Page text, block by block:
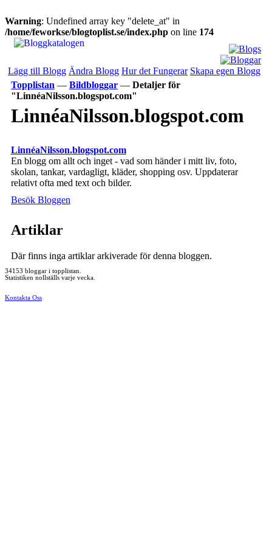
Warning: Undefined array key "delete_at" in
/home/feworkse/blogtoplist.se/index.php on line 174
Lägg till Blogg Ändra Blogg Hur det Fungerar Skapa egen Blogg
Topplistan — Bildbloggar — Detaljer för
"LinnéaNilsson.blogspot.com"
LinnéaNilsson.blogspot.com
LinnéaNilsson.blogspot.com
En blogg om allt och inget - vad som händer i mitt liv, foto,
skolan, tankar, vardagligt, kläder, shopping osv. Uppdaterar
relativt ofta med text och bilder.
Besök Bloggen
Artiklar
Där finns inga artiklar arkiverade för denna bloggen.
34153 bloggar i topplistan.
Statistiken nollställs varje vecka.
Kontakta Oss